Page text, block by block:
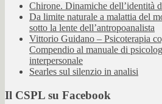
Chirone. Dinamiche dell’identità
Da limite naturale a malattia del
sotto la lente dell’antropoanalista
Vittorio Guidano – Psicoterapia
Compendio al manuale di
interpersonale
Searles sul silenzio in analisi
Il CSPL su Facebook